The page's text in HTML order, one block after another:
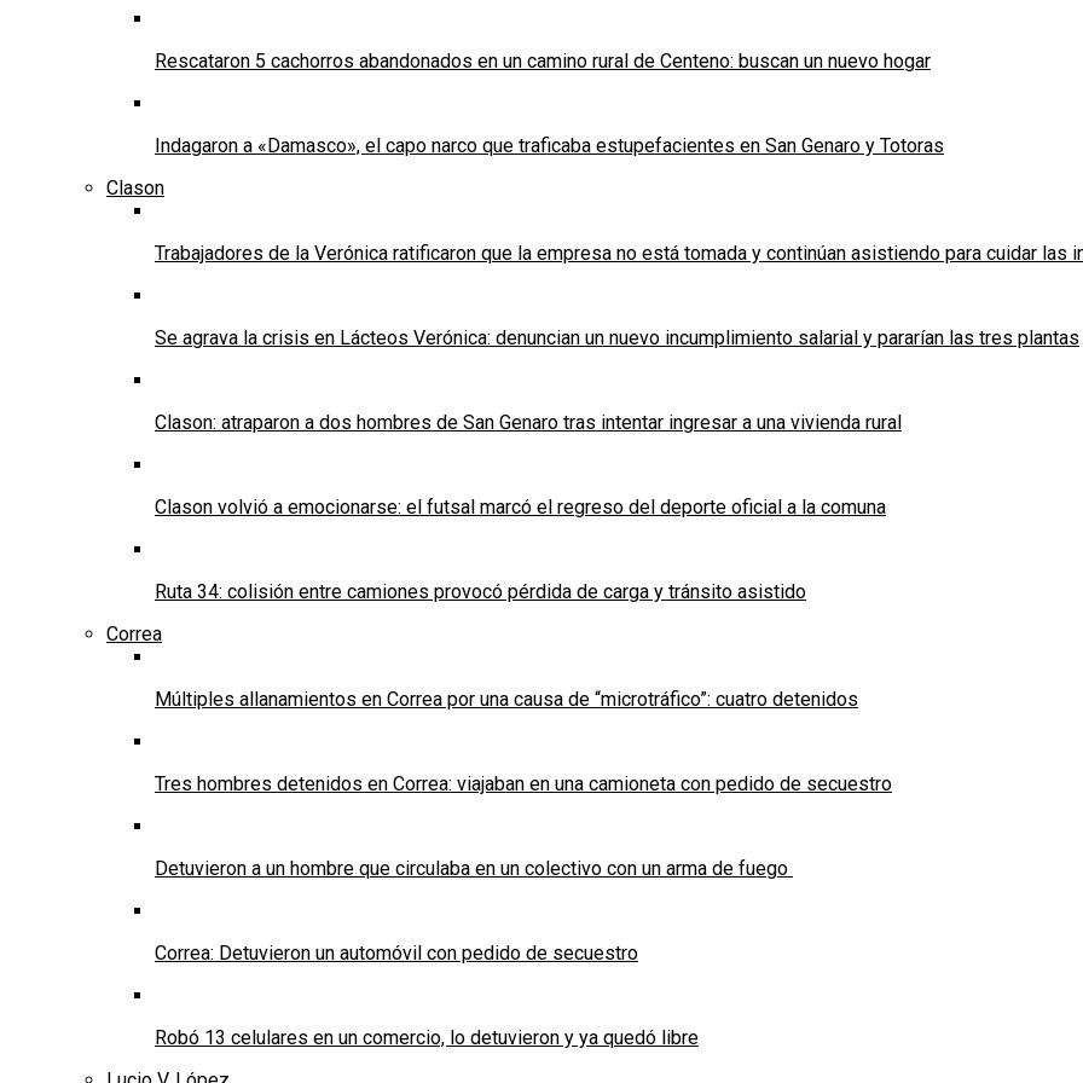
Rescataron 5 cachorros abandonados en un camino rural de Centeno: buscan un nuevo hogar
Indagaron a «Damasco», el capo narco que traficaba estupefacientes en San Genaro y Totoras
Clason
Trabajadores de la Verónica ratificaron que la empresa no está tomada y continúan asistiendo para cuidar las
Se agrava la crisis en Lácteos Verónica: denuncian un nuevo incumplimiento salarial y pararían las tres plantas
Clason: atraparon a dos hombres de San Genaro tras intentar ingresar a una vivienda rural
Clason volvió a emocionarse: el futsal marcó el regreso del deporte oficial a la comuna
Ruta 34: colisión entre camiones provocó pérdida de carga y tránsito asistido
Correa
Múltiples allanamientos en Correa por una causa de “microtráfico”: cuatro detenidos
Tres hombres detenidos en Correa: viajaban en una camioneta con pedido de secuestro
Detuvieron a un hombre que circulaba en un colectivo con un arma de fuego
Correa: Detuvieron un automóvil con pedido de secuestro
Robó 13 celulares en un comercio, lo detuvieron y ya quedó libre